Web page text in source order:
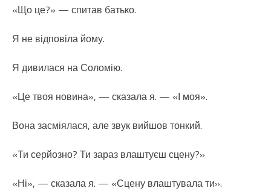
«Що це?» — спитав батько.
Я не відповіла йому.
Я дивилася на Соломію.
«Це твоя новина», — сказала я. — «І моя».
Вона засміялася, але звук вийшов тонкий.
«Ти серйозно? Ти зараз влаштуєш сцену?»
«Ні», — сказала я. — «Сцену влаштувала ти».